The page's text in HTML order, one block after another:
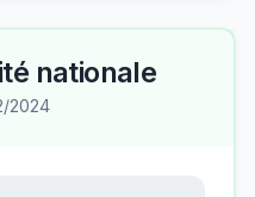
nationale
2024